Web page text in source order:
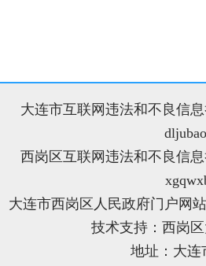
大连市互联网违法和不良信
西岗区互联网违法和不良信
大连市西岗区人民政府门户网
技术支持：西岗
地址：大连